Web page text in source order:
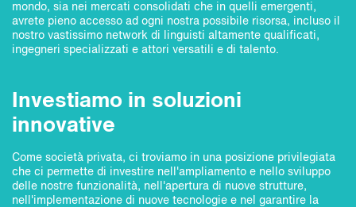
mondo, sia nei mercati consolidati che in quelli emergenti,
avrete pieno accesso ad ogni nostra possibile risorsa, incluso il
nostro vastissimo network di linguisti altamente qualificati,
ingegneri specializzati e attori versatili e di talento.
Investiamo in soluzioni
innovative
Come società privata, ci troviamo in una posizione privilegiata
che ci permette di investire nell'ampliamento e nello sviluppo
delle nostre funzionalità, nell'apertura di nuove strutture,
nell'implementazione di nuove tecnologie e nel garantire la